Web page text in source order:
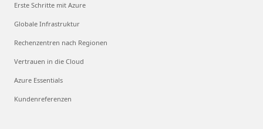
Erste Schritte mit Azure
Globale Infrastruktur
Rechenzentren nach Regionen
Vertrauen in die Cloud
Azure Essentials
Kundenreferenzen